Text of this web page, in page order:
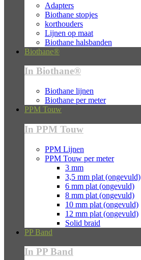
Adapters
Biothane stopjes
korthouders
Lijnen op maat
Biothane halsbanden
Biothane®
In Biothane®
Biothane lijnen
Biothane per meter
PPM Touw
In PPM Touw
PPM Lijnen
PPM Touw per meter
3 mm
3,5 mm plat (ongevuld)
6 mm plat (ongevuld)
8 mm plat (ongevuld)
10 mm plat (ongevuld)
12 mm plat (ongevuld)
Solid braid
PP Band
In PP Band